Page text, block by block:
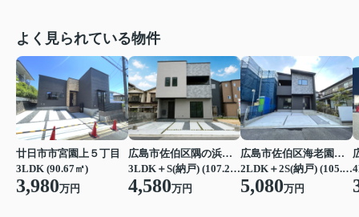
よく見られている物件
廿日市市宮園上５丁目
3LDK (90.67㎡)
3,980万円
広島市佐伯区隅の浜２丁目
3LDK＋S(納戸) (107.23㎡)
4,580万円
広島市佐伯区海老園３丁目
2LDK＋2S(納戸) (105.16㎡)
5,080万円